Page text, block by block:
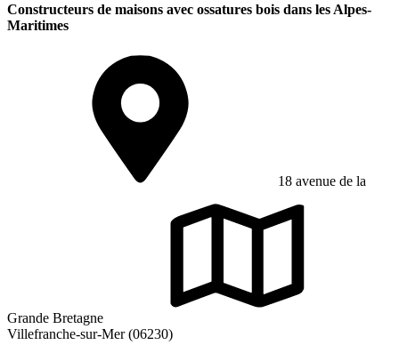
Constructeurs de maisons avec ossatures bois dans les Alpes-
Maritimes
18 avenue de la
Grande Bretagne
Villefranche-sur-Mer (06230)